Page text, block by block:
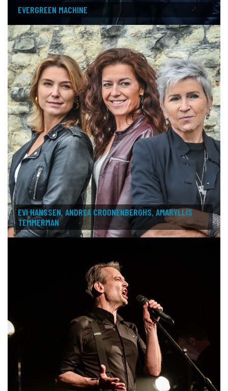
EVERGREEN MACHINE
EVI HANSSEN, ANDREA CROONENBERGHS, AMARYLLIS
TEMMERMAN